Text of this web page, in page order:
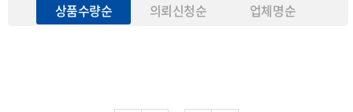
상품수량순 의뢰신청순 업체명순